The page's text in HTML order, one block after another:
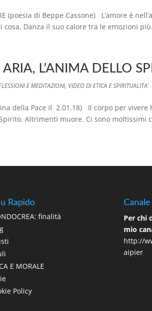
(poesia di Beppe Cassone) L’amore è
Danza il suo calore tra le emozioni
L’ANIMA DELLO
E MEDITAZIONI, VIDEO DI ETICA E SPIRITUALITA'
della Pace il 2.01.18) Il corpo per vivere
Altrimenti muore. Ci sono moltissimi
Rapido
finalità
E MORALE
Policy
Canale
Per chi
mio
http://
aipier